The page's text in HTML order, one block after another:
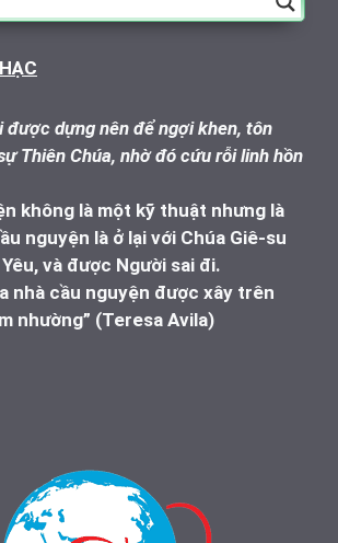
được dựng nên để ngợi khen, tôn
Thiên Chúa, nhờ đó cứu rỗi linh hồn
không là một kỹ thuật nhưng là
nguyện là ở lại với Chúa Giê-su
và được Người sai đi.
nhà cầu nguyện được xây trên
nhường” (Teresa Avila)